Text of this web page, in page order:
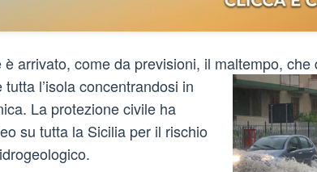
arrivato, come da previsioni, il maltempo,
l’isola concentrandosi in
La protezione civile ha
su tutta la Sicilia per il rischio